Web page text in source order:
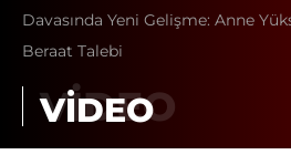
Davasında Yeni Gelişme: Anne
Beraat Talebi
VİDEO